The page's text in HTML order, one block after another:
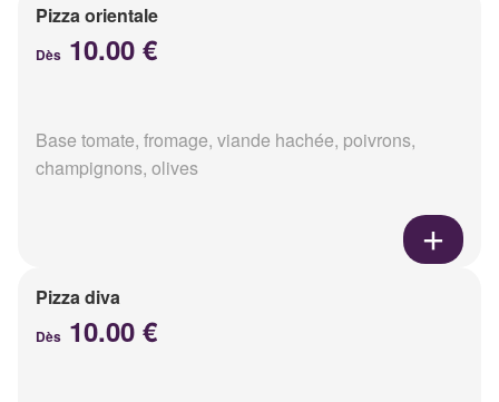
Pizza orientale
Dès 10.00 €
Base tomate, fromage, viande hachée, poivrons,
champignons, olives
Pizza diva
Dès 10.00 €